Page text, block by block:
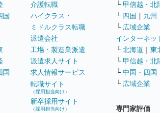
国
国
介護転職
ハイクラス・
ミドルクラス転職
派遣会社
工場・製造業派遣
派遣求人サイト
求人情報サービス
転職サイト
（採用担当向け）
新卒採用サイト
（採用担当向け）
└ 甲信越・北
└ 四国 ｜ 九州
└ 広域企業
インターネッ
└ 北海道 ｜ 東
└ 甲信越・北
└ 中国・四国
└ 広域企業
専門家評価